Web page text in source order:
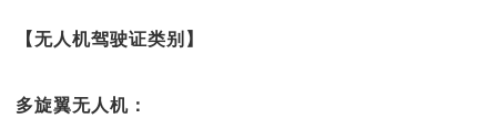
【无人机驾驶证类别】
多旋翼无人机：